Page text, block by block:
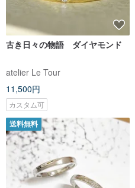
古き日々の物語 ダイヤモンド
atelier Le Tour
11,500円
カスタム可
送料無料